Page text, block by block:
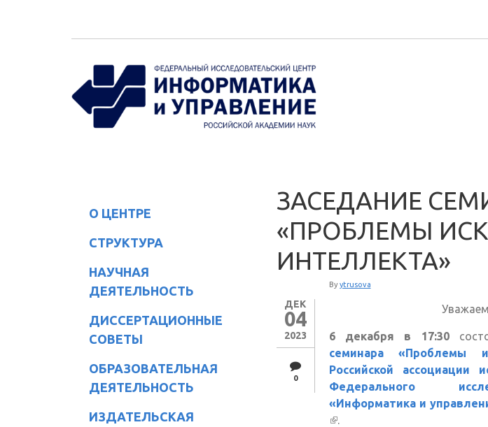
О ЦЕНТРЕ
СТРУКТУРА
НАУЧНАЯ
ДЕЯТЕЛЬНОСТЬ
ДИССЕРТАЦИОННЫЕ
СОВЕТЫ
ОБРАЗОВАТЕЛЬНАЯ
ДЕЯТЕЛЬНОСТЬ
ИЗДАТЕЛЬСКАЯ
ЗАСЕДАНИЕ
«ПРОБЛЕМЫ
ИНТЕЛЛЕКТА»
ДЕК
04
2023
0
By ytrusova
6 декабря в 17:30
семинара «Проблемы
Российской ассоциации
Федерального
«Информатика и
(внешняя ссылка)
.